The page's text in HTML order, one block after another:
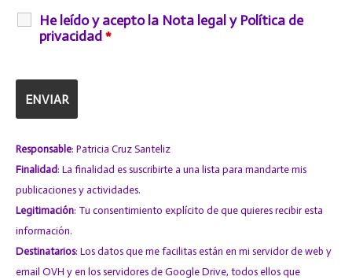
He leído y acepto la Nota legal y Política de
privacidad *
Responsable: Patricia Cruz Santeliz
Finalidad: La finalidad es suscribirte a una lista para mandarte mis
publicaciones y actividades.
Legitimación: Tu consentimiento explícito de que quieres recibir esta
información.
Destinatarios: Los datos que me facilitas están en mi servidor de web y
email OVH y en los servidores deGoogle Drive, todos ellos que